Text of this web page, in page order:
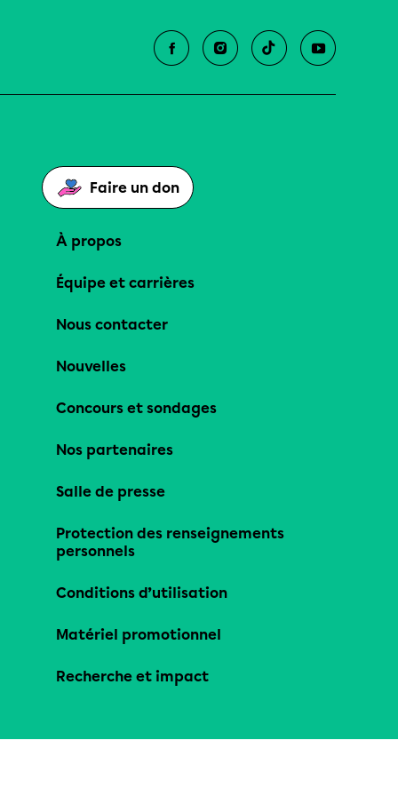
Faire un don
À propos
Équipe et carrières
Nous contacter
Nouvelles
Concours et sondages
Nos partenaires
Salle de presse
Protection des renseignements
personnels
Conditions d’utilisation
Matériel promotionnel
Recherche et impact